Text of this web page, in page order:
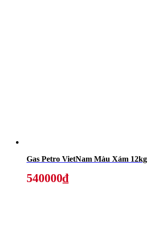
Gas Petro VietNam Màu Xám 12kg
540000₫